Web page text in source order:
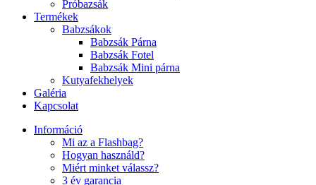
Próbazsák
Termékek
Babzsákok
Babzsák Párna
Babzsák Fotel
Babzsák Mini párna
Kutyafekhelyek
Galéria
Kapcsolat
Információ
Mi az a Flashbag?
Hogyan használd?
Miért minket válassz?
3 év garancia